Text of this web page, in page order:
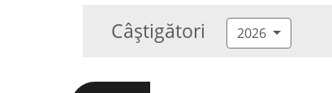
Câștigători 2026